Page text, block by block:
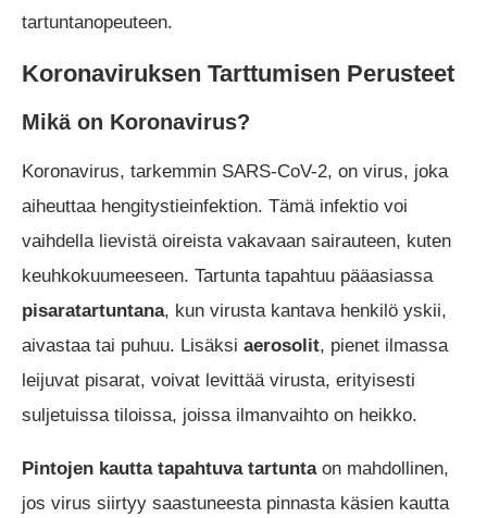
tartuntanopeuteen.
Koronaviruksen Tarttumisen Perusteet
Mikä on Koronavirus?
Koronavirus, tarkemmin SARS-CoV-2, on virus, joka
aiheuttaa hengitystieinfektion. Tämä infektio voi
vaihdella lievistä oireista vakavaan sairauteen, kuten
keuhkokuumeeseen. Tartunta tapahtuu pääasiassa
pisaratartuntana, kun virusta kantava henkilö yskii,
aivastaa tai puhuu. Lisäksi aerosolit, pienet ilmassa
leijuvat pisarat, voivat levittää virusta, erityisesti
suljetuissa tiloissa, joissa ilmanvaihto on heikko.
Pintojen kautta tapahtuva tartuntaon mahdollinen,
jos virus siirtyy saastuneesta pinnasta käsien kautta